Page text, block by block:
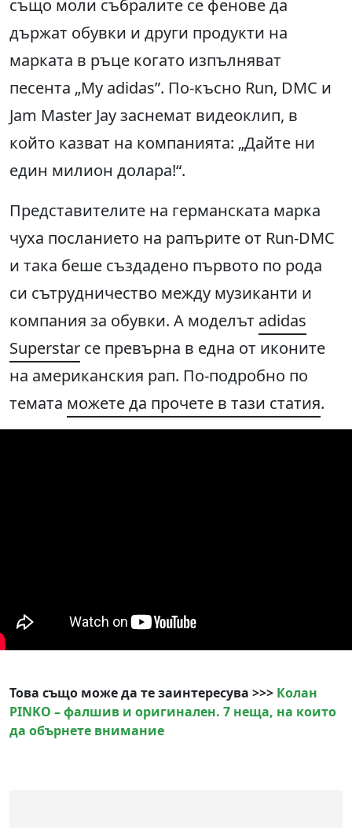
също моли събралите се фенове да
държат обувки и други продукти на
марката в ръце когато изпълняват
песента „My adidas”. По-късно Run, DMC и
Jam Master Jay заснемат видеоклип, в
който казват на компанията: „Дайте ни
един милион долара!“.
Представителите на германската марка
чуха посланието на рапърите от Run-DMC
и така беше създадено първото по рода
си сътрудничество между музиканти и
компания за обувки. А моделът adidas
Superstar се превърна в една от иконите
на американския рап. По-подробно по
темата можете да прочете в тази статия.
Това също може да те заинтересува >>> Колан
PINKO – фалшив и оригинален. 7 неща, на които
да обърнете внимание